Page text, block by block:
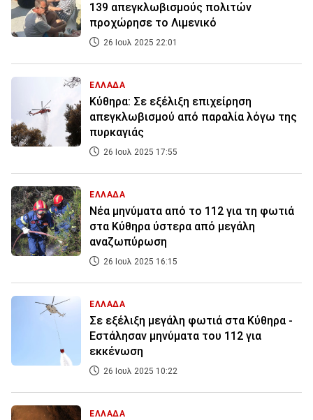
139 απεγκλωβισμούς πολιτών
προχώρησε το Λιμενικό
26 Ιουλ 2025 22:01
ΕΛΛΑΔΑ
Κύθηρα: Σε εξέλιξη επιχείρηση
απεγκλωβισμού από παραλία λόγω της
πυρκαγιάς
26 Ιουλ 2025 17:55
ΕΛΛΑΔΑ
Νέα μηνύματα από το 112 για τη φωτιά
στα Κύθηρα ύστερα από μεγάλη
αναζωπύρωση
26 Ιουλ 2025 16:15
ΕΛΛΑΔΑ
Σε εξέλιξη μεγάλη φωτιά στα Κύθηρα -
Εστάλησαν μηνύματα του 112 για
εκκένωση
26 Ιουλ 2025 10:22
ΕΛΛΑΔΑ